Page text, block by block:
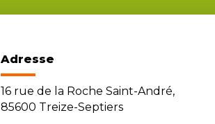
Adresse
16 rue de la Roche Saint-André,
85600 Treize-Septiers